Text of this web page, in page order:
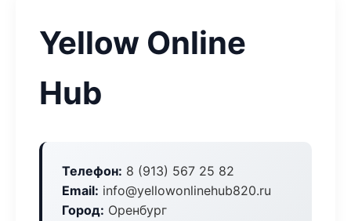
Yellow Online
Hub
Телефон: 8 (913) 567 25 82
Email: info@yellowonlinehub820.ru
Город: Оренбург